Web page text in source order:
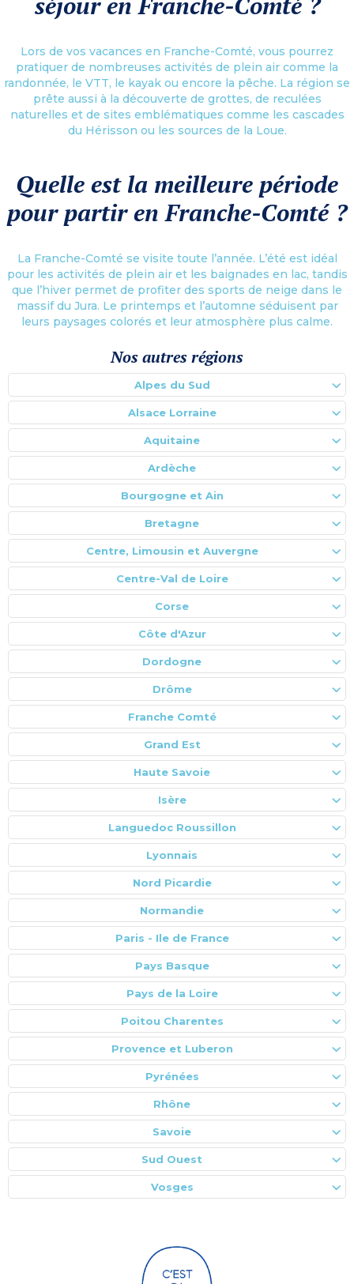
Lors de vos vacances en Franche-Comté, vous pourrez
pratiquer de nombreuses activités de plein air comme la
randonnée, le VTT, le kayak ou encore la pêche. La région se
prête aussi à la découverte de grottes, de reculées
naturelles et de sites emblématiques comme les cascades
du Hérisson ou les sources de la Loue.
Quelle est la meilleure période
pour partir en Franche-Comté ?
La Franche-Comté se visite toute l’année. L’été est idéal
pour les activités de plein air et les baignades en lac, tandis
que l’hiver permet de profiter des sports de neige dans le
massif du Jura. Le printemps et l’automne séduisent par
leurs paysages colorés et leur atmosphère plus calme.
Nos autres régions
Alpes du Sud
Alsace Lorraine
Aquitaine
Ardèche
Bourgogne et Ain
Bretagne
Centre, Limousin et Auvergne
Centre-Val de Loire
Corse
Côte d'Azur
Dordogne
Drôme
Franche Comté
Grand Est
Haute Savoie
Isère
Languedoc Roussillon
Lyonnais
Nord Picardie
Normandie
Paris - Ile de France
Pays Basque
Pays de la Loire
Poitou Charentes
Provence et Luberon
Pyrénées
Rhône
Savoie
Sud Ouest
Vosges